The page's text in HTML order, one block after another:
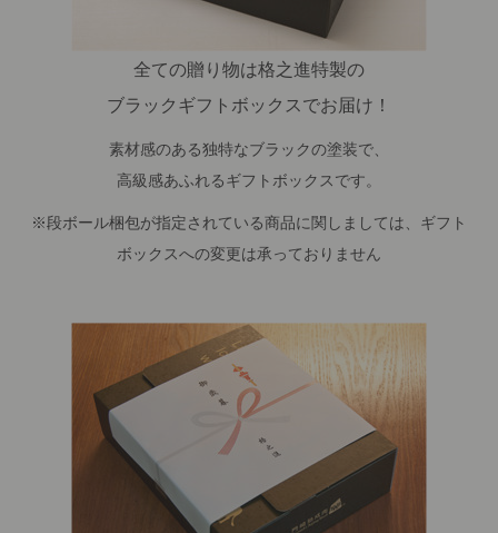
全ての贈り物は格之進特製の
ブラックギフトボックスでお届け！
素材感のある独特なブラックの塗装で、
高級感あふれるギフトボックスです。
※段ボール梱包が指定されている商品に関しましては、ギフト
ボックスへの変更は承っておりません